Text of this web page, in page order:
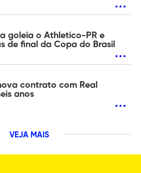
goleia o Athletico-PR e
de final da Copa do Brasil
contrato com Real
anos
VEJA MAIS